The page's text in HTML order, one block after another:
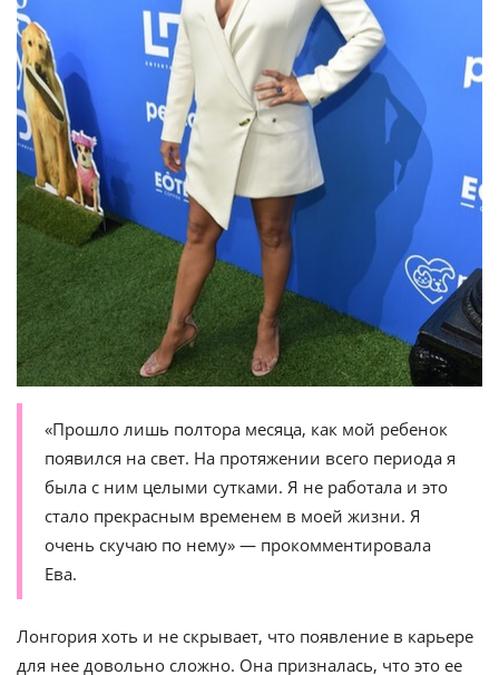
«Прошло лишь полтора месяца, как мой ребенок
появился на свет. На протяжении всего периода я
была с ним целыми сутками. Я не работала и это
стало прекрасным временем в моей жизни. Я
очень скучаю по нему» — прокомментировала
Ева.
Лонгория хоть и не скрывает, что появление в карьере
для нее довольно сложно. Она призналась, что это ее